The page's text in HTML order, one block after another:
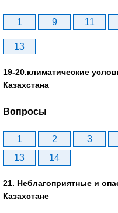
1 9 11
13
19-20.климатические
Казахстана
Вопросы
1 2 3
13
14
21. Неблагоприятные и
Казахстане